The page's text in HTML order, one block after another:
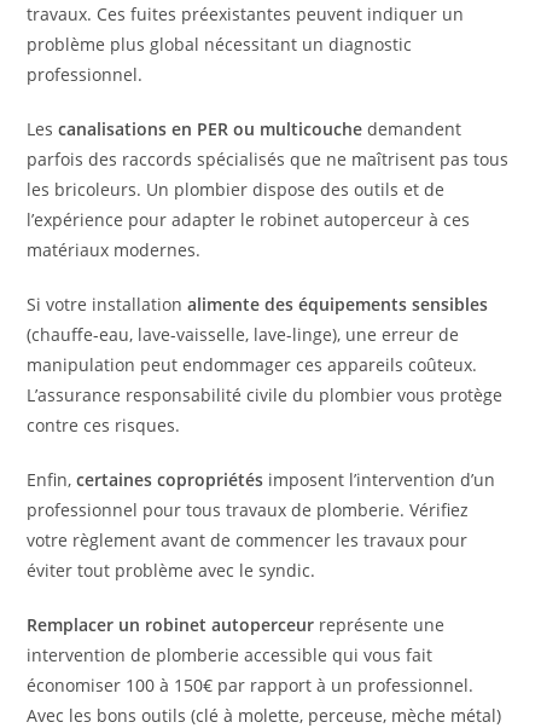
travaux. Ces fuites préexistantes peuvent indiquer un
problème plus global nécessitant un diagnostic
professionnel.
Lescanalisations en PER ou multicouche demandent
parfois des raccords spécialisés que ne maîtrisent pas tous
les bricoleurs. Un plombier dispose des outils et de
l’expérience pour adapter le robinet autoperceur à ces
matériaux modernes.
Si votre installationalimente des équipements sensibles
(chauffe-eau, lave-vaisselle, lave-linge), une erreur de
manipulation peut endommager ces appareils coûteux.
L’assurance responsabilité civile du plombier vous protège
contre ces risques.
Enfin,certaines copropriétés imposent l’intervention d’un
professionnel pour tous travaux de plomberie. Vérifiez
votre règlement avant de commencer les travaux pour
éviter tout problème avec le syndic.
Remplacer un robinet autoperceur représente une
intervention de plomberie accessible qui vous fait
économiser 100 à 150€ par rapport à un professionnel.
Avec les bons outils (clé à molette, perceuse, mèche métal)